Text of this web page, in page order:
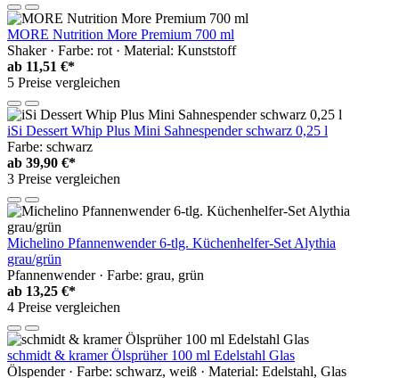
MORE Nutrition More Premium 700 ml
Shaker · Farbe: rot · Material: Kunststoff
ab 11,51 €*
5 Preise vergleichen
iSi Dessert Whip Plus Mini Sahnespender schwarz 0,25 l
Farbe: schwarz
ab 39,90 €*
3 Preise vergleichen
Michelino Pfannenwender 6-tlg. Küchenhelfer-Set Alythia
grau/grün
Pfannenwender · Farbe: grau, grün
ab 13,25 €*
4 Preise vergleichen
schmidt & kramer Ölsprüher 100 ml Edelstahl Glas
Ölspender · Farbe: schwarz, weiß · Material: Edelstahl, Glas